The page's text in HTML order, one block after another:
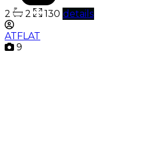
2 2 130 details
ATFLAT
9